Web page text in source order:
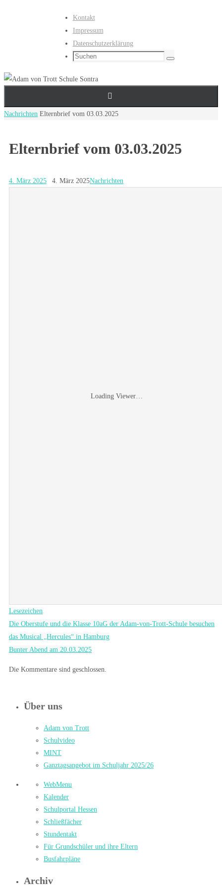
Kontakt
Impressum
Datenschutzerklärung
Suchen
Suchen
Start
Nachrichten Elternbrief vom 03.03.2025
Elternbrief vom 03.03.2025
4. März 2025 4. März 2025Nachrichten
Loading Viewer…
Lesezeichen
Die Oberstufe und die Klasse 10aG der Adam-von-Trott-Schule besuchen
das Musical „Hercules“ in Hamburg
Bunter Abend am 20.03.2025
Die Kommentare sind geschlossen.
Über uns
Adam von Trott
Schulvideo
MINT
Ganztagsangebot im Schuljahr 2025/26
WebMenu
Kalender
Schulportal Hessen
Schließfächer
Stundentakt
Für Grundschüler und ihre Eltern
Busfahrpläne
Archiv